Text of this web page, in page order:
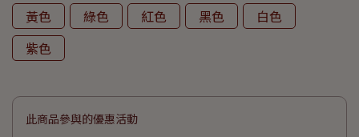
黃色
綠色 紅色 黑色
白色
紫色
此商品參與的優惠活動